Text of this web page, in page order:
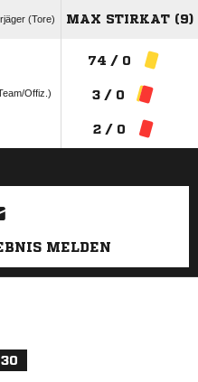
(Tore) MAX STIRKAT (9)
Offiz.)
74 / 0
3 / 0
2 / 0
MELDEN